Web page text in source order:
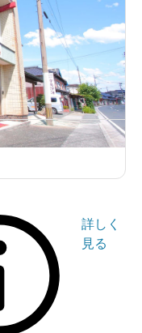
詳しく
見る